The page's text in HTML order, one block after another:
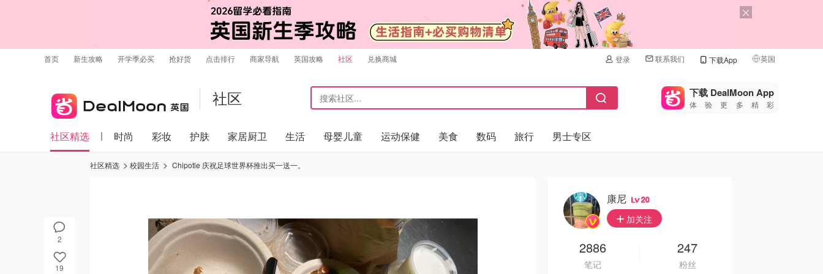
首页 新生攻略 开学季必买 抢好货 点击排行 商家导航 英国攻略 社区 兑换商城 登录 联系我们 下载App 英国
🇺🇸
🇨🇳 中国
🇮🇹
社区 下载 DealMoon App
体验更多精彩
社区精选 时尚 彩妆 护肤 家居厨卫 生活 母婴儿童 运动保健 美食 数码 旅行 男士专区
2
19
社区精选 校园生活 Chipotle 庆祝足球世界杯推出买一送一。
康尼 20
加关注
2886
笔记
247
粉丝